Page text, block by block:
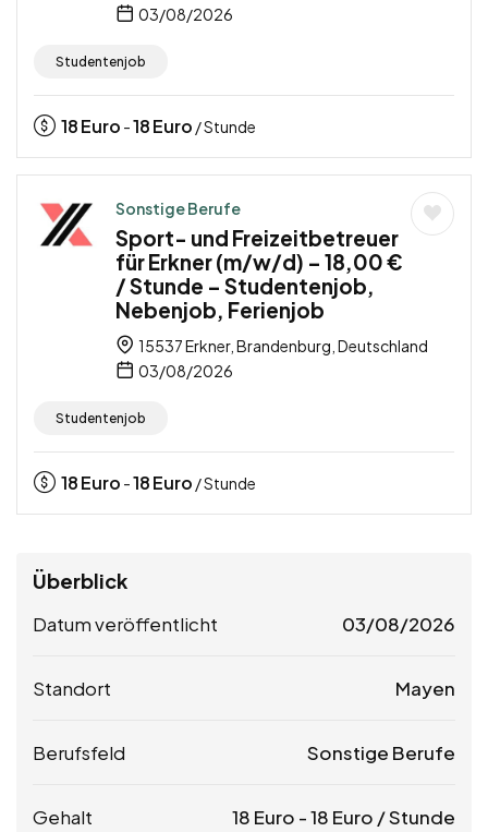
03/08/2026
Studentenjob
18Euro -18Euro / Stunde
Sonstige Berufe
Sport- und Freizeitbetreuer
für Erkner (m/w/d) – 18,00 €
/ Stunde – Studentenjob,
Nebenjob, Ferienjob
15537 Erkner, Brandenburg, Deutschland
03/08/2026
Studentenjob
18Euro -18Euro / Stunde
Überblick
Datum veröffentlicht 03/08/2026
Standort Mayen
Berufsfeld Sonstige Berufe
Gehalt 18 Euro -18 Euro / Stunde